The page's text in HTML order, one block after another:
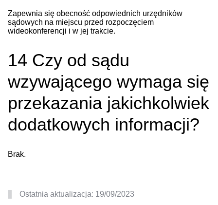
Zapewnia się obecność odpowiednich urzędników
sądowych na miejscu przed rozpoczęciem
wideokonferencji i w jej trakcie.
14 Czy od sądu
wzywającego wymaga się
przekazania jakichkolwiek
dodatkowych informacji?
Brak.
Ostatnia aktualizacja: 19/09/2023